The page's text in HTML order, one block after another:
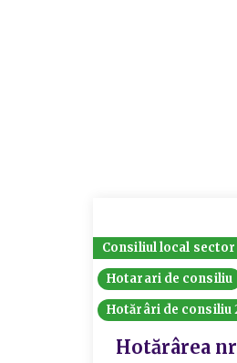
Consiliul local sector
Hotarari de consiliu
Hotărâri de consiliu
Hotărârea